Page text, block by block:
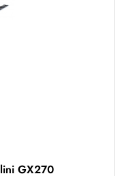
GX270